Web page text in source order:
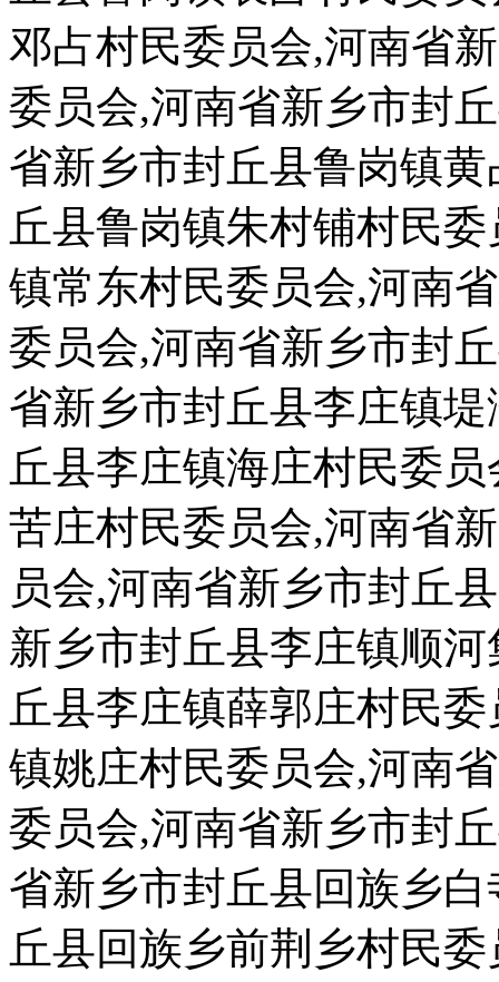
邓占村民委员会,河南省
委员会,河南省新乡市封
省新乡市封丘县鲁岗镇
丘县鲁岗镇朱村铺村民
镇常东村民委员会,河南
委员会,河南省新乡市封
省新乡市封丘县李庄镇
丘县李庄镇海庄村民委
苦庄村民委员会,河南省
员会,河南省新乡市封丘
新乡市封丘县李庄镇顺
丘县李庄镇薛郭庄村民
镇姚庄村民委员会,河南
委员会,河南省新乡市封
省新乡市封丘县回族乡
丘县回族乡前荆乡村民